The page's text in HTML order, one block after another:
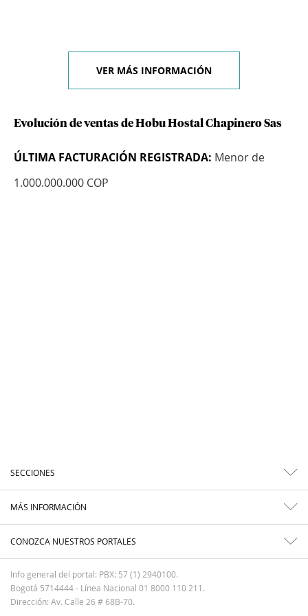
VER MÁS INFORMACIÓN
Evolución de ventas de Hobu Hostal Chapinero Sas
ÚLTIMA FACTURACIÓN REGISTRADA: Menor de
1.000.000.000 COP
SECCIONES
MÁS INFORMACIÓN
CONOZCA NUESTROS PORTALES
Info general del portal: PBX: 57 (1) 2940100.
Bogotá 5714444 - Línea Nacional 01 8000 110 211.
Dirección: Av. Calle 26 # 68B-70.